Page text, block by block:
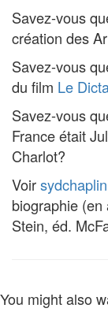
Savez-vous
création des
Savez-vous
du film Le
Savez-vous
France était
Charlot?
Voir
biographie (en
Stein, éd.
You might also